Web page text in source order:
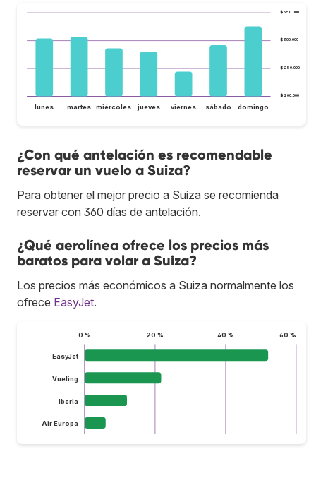
$200.000
$250.000
$300.000
$350.000
lunes martes miércoles jueves viernes sábado domingo
¿Con qué antelación es recomendable
reservar un vuelo a Suiza?
Para obtener el mejor precio a Suiza se recomienda
reservar con 360 días de antelación.
¿Qué aerolínea ofrece los precios más
baratos para volar a Suiza?
Los precios más económicos a Suiza normalmente los
ofrece EasyJet.
0 % 20 % 40 % 60 %
EasyJet
Vueling
Iberia
Air Europa